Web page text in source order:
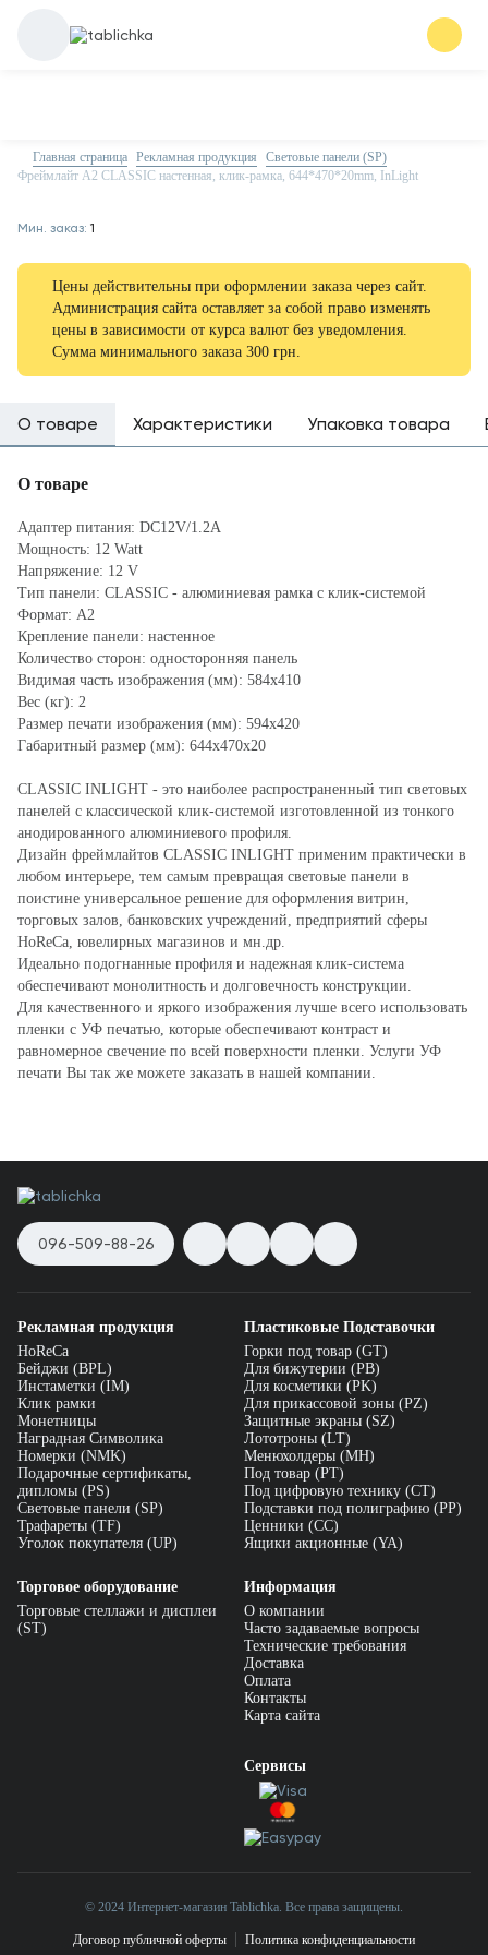
Главная страница Рекламная продукция
Световые панели (SP)
Фреймлайт A2 CLASSIC настенная, клик-рамка, 644*470*20mm, InLight
Мин. заказ: 1
Цены действительны при оформлении заказа через сайт.
Администрация сайта оставляет за собой право изменять
цены в зависимости от курса валют без уведомления.
Сумма минимального заказа 300 грн.
О товаре Характеристики Упаковка товара
О товаре
Адаптер питания: DC12V/1.2A
Мощность: 12 Watt
Напряжение: 12 V
Тип панели: CLASSIC - алюминиевая рамка с клик-системой
Формат: А2
Крепление панели: настенное
Количество сторон: односторонняя панель
Видимая часть изображения (мм): 584x410
Вес (кг): 2
Размер печати изображения (мм): 594x420
Габаритный размер (мм): 644х470х20
CLASSIC INLIGHT - это наиболее распространенный тип световых
панелей с классической клик-системой изготовленной из тонкого
анодированного алюминиевого профиля.
Дизайн фреймлайтов CLASSIC INLIGHT применим практически в
любом интерьере, тем самым превращая световые панели в
поистине универсальное решение для оформления витрин,
торговых залов, банковских учреждений, предприятий сферы
HoReCa, ювелирных магазинов и мн.др.
Идеально подогнанные профиля и надежная клик-система
обеспечивают монолитность и долговечность конструкции.
Для качественного и яркого изображения лучше всего использовать
пленки с УФ печатью, которые обеспечивают контраст и
равномерное свечение по всей поверхности пленки. Услуги УФ
печати Вы так же можете заказать в нашей компании.
096-509-88-26
Рекламная продукция
HoReCa
Бейджи (BPL)
Инстаметки (IM)
Клик рамки
Монетницы
Наградная Символика
Номерки (NMK)
Подарочные сертификаты,
дипломы (PS)
Световые панели (SP)
Трафареты (TF)
Уголок покупателя (UP)
Пластиковые Подставочки
Горки под товар (GT)
Для бижутерии (PB)
Для косметики (PK)
Для прикассовой зоны (PZ)
Защитные экраны (SZ)
Лототроны (LT)
Менюхолдеры (MH)
Под товар (PT)
Под цифровую технику (CT)
Подставки под полиграфию (PP)
Ценники (СС)
Ящики акционные (YA)
Торговое оборудование
Торговые стеллажи и дисплеи
(ST)
Информация
О компании
Часто задаваемые вопросы
Технические требования
Доставка
Оплата
Контакты
Карта сайта
Сервисы
© 2024 Интернет-магазин Tablichka. Все права защищены.
Договор публичной оферты Политика конфиденциальности